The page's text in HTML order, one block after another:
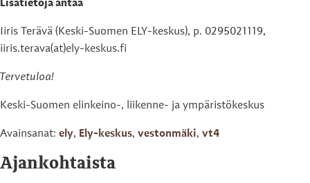
Lisätietoja antaa
Iiris Terävä (Keski-Suomen ELY-keskus), p. 0295021119,
iiris.terava(at)ely-keskus.fi
Tervetuloa!
Keski-Suomen elinkeino-, liikenne- ja ympäristökeskus
Avainsanat: ely, Ely-keskus, vestonmäki, vt4
Ajankohtaista